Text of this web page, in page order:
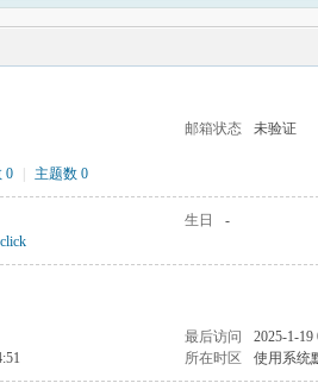
邮箱状态 未验证
0 主题数 0
生日
-
最后访问
2025-1-19
所在时区 使用系统